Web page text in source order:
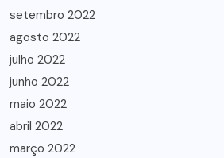
setembro 2022
agosto 2022
julho 2022
junho 2022
maio 2022
abril 2022
março 2022